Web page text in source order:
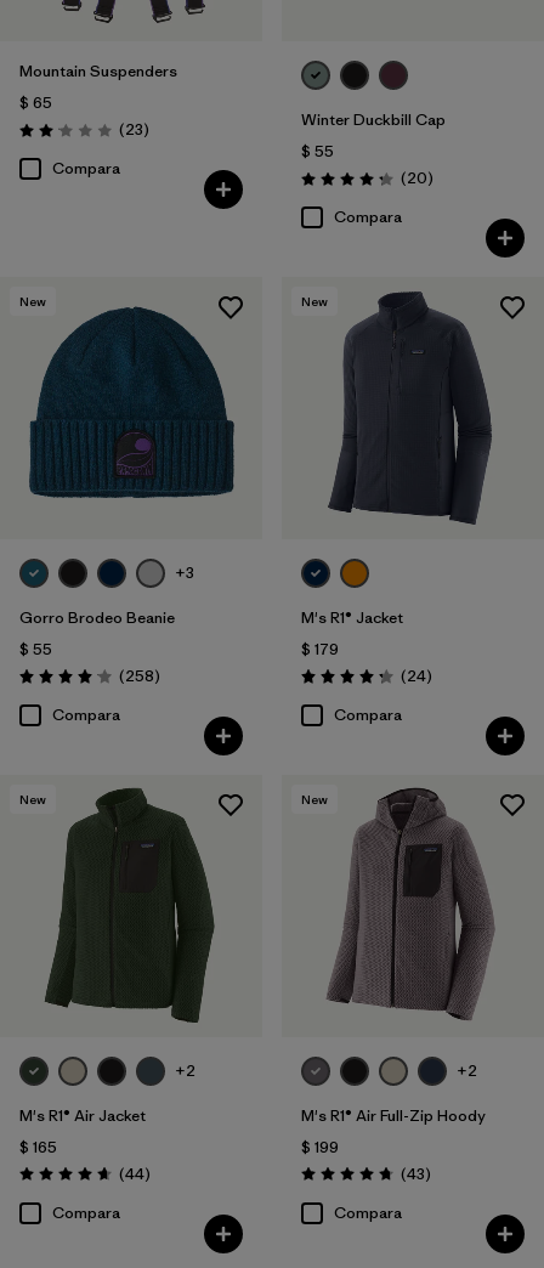
Mountain Suspenders
$ 65
Valoración: 2.0 / 5
(23Comentarios
)
Compara
Winter Duckbill Cap
$ 55
Valoración: 4.3 / 5
(20Comentarios
)
Compara
New
+3
Gorro Brodeo Beanie
$ 55
Valoración: 4.1 / 5
(258Comentarios
)
Compara
New
M's R1® Jacket
$ 179
Valoración: 4.3 / 5
(24Comentarios
)
Compara
New
+2
M's R1® Air Jacket
$ 165
Valoración: 4.7 / 5
(44Comentarios
)
Compara
New
+2
M's R1® Air Full-Zip Hoody
$ 199
Valoración: 4.7 / 5
(43Comentarios
)
Compara